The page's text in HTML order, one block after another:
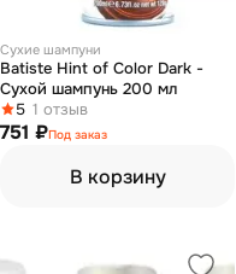
Сухие шампуни
Batiste Hint of Color Dark -
Сухой шампунь 200 мл
5 1 отзыв
751 ₽Под заказ
В корзину